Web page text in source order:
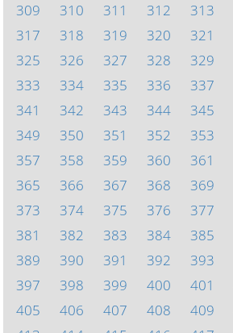
309
310 311 312 313
317
318 319 320 321
325
326 327 328 329
333
334 335 336 337
341
342 343 344 345
349
350 351 352 353
357
358 359 360 361
365
366 367 368 369
373
374 375 376 377
381
382 383 384 385
389
390 391 392 393
397
398 399 400 401
405
406 407 408 409